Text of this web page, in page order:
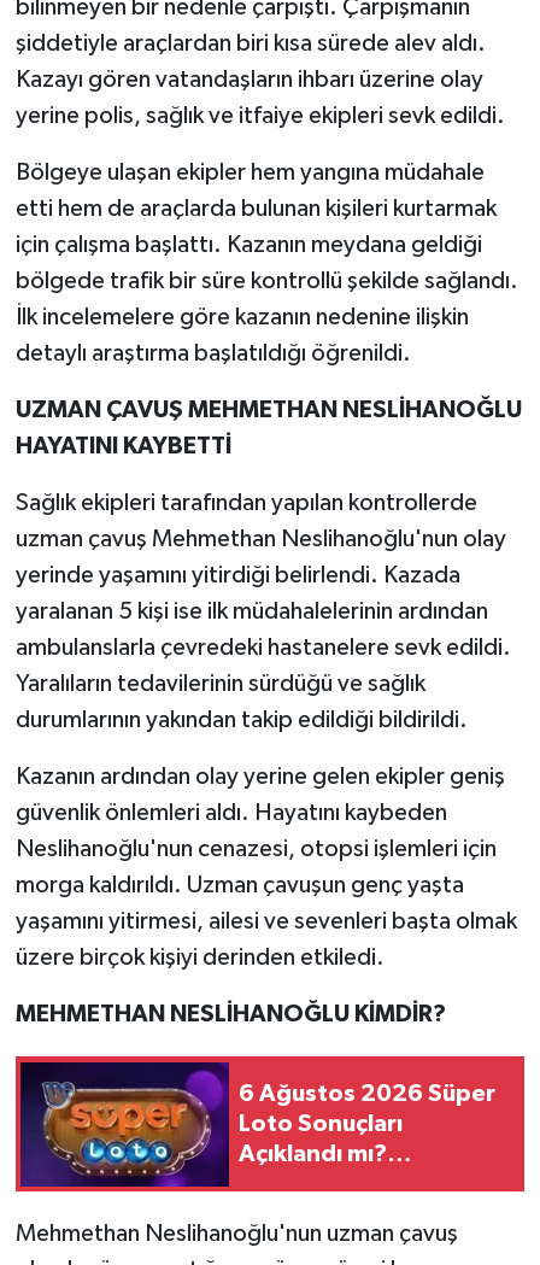
bilinmeyen bir nedenle çarpıştı. Çarpışmanın
şiddetiyle araçlardan biri kısa sürede alev aldı.
Kazayı gören vatandaşların ihbarı üzerine olay
yerine polis, sağlık ve itfaiye ekipleri sevk edildi.
Bölgeye ulaşan ekipler hem yangına müdahale
etti hem de araçlarda bulunan kişileri kurtarmak
için çalışma başlattı. Kazanın meydana geldiği
bölgede trafik bir süre kontrollü şekilde sağlandı.
İlk incelemelere göre kazanın nedenine ilişkin
detaylı araştırma başlatıldığı öğrenildi.
UZMAN ÇAVUŞ MEHMETHAN NESLİHANOĞLU
HAYATINI KAYBETTİ
Sağlık ekipleri tarafından yapılan kontrollerde
uzman çavuş Mehmethan Neslihanoğlu'nun olay
yerinde yaşamını yitirdiği belirlendi. Kazada
yaralanan 5 kişi ise ilk müdahalelerinin ardından
ambulanslarla çevredeki hastanelere sevk edildi.
Yaralıların tedavilerinin sürdüğü ve sağlık
durumlarının yakından takip edildiği bildirildi.
Kazanın ardından olay yerine gelen ekipler geniş
güvenlik önlemleri aldı. Hayatını kaybeden
Neslihanoğlu'nun cenazesi, otopsi işlemleri için
morga kaldırıldı. Uzman çavuşun genç yaşta
yaşamını yitirmesi, ailesi ve sevenleri başta olmak
üzere birçok kişiyi derinden etkiledi.
MEHMETHAN NESLİHANOĞLU KİMDİR?
6 Ağustos 2026 Süper
Loto Sonuçları
Açıklandı mı?
Mehmethan Neslihanoğlu'nun uzman çavuş